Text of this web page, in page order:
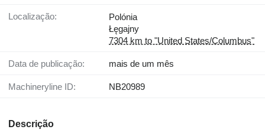
Localização:
Polónia
Łęgajny
7304 km to "United States/Columbus"
Data de publicação: mais de um mês
Machineryline ID: NB20989
Descrição